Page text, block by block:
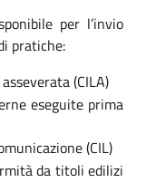
per l’invio
pratiche:
(CILA)
eseguite prima
(CIL)
da titoli edilizi